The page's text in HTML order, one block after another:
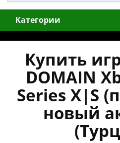
Категории
Купить
DOMAIN
Series X|S
новый